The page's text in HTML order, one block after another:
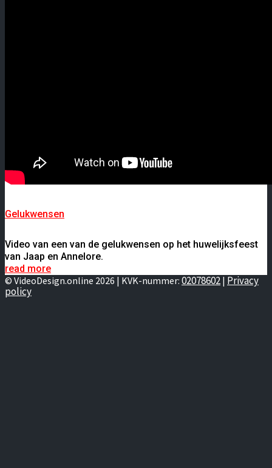
Gelukwensen
Video van een van de gelukwensen op het huwelijksfeest
van Jaap en Annelore.
read more
© VideoDesign.online 2026 | KVK-nummer: 02078602 | Privacy
policy